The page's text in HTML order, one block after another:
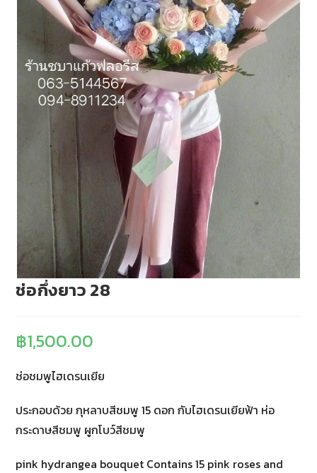
ช่อกึ่งยาว 28
฿1,500.00
ช่อชมพูไฮเดรนเยีย
ประกอบด้วย กุหลาบสีชมพู 15 ดอก กับไฮเดรนเยียฟ้า ห่อ
กระดาษสีชมพู ผูกโบว์สีชมพู
pink hydrangea bouquet Contains 15 pink roses and